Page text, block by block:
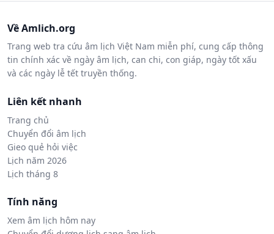
Về Amlich.org
Trang web tra cứu âm lịch Việt Nam miễn phí, cung cấp thông
tin chính xác về ngày âm lịch, can chi, con giáp, ngày tốt xấu
và các ngày lễ tết truyền thống.
Liên kết nhanh
Trang chủ
Chuyển đổi âm lịch
Gieo quẻ hỏi việc
Lịch năm 2026
Lịch tháng 8
Tính năng
Xem âm lịch hôm nay